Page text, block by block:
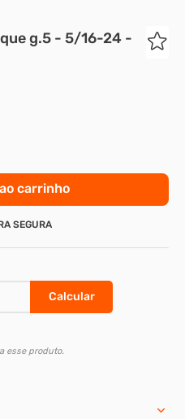
g.5 - 5/16-24 -
carrinho
SEGURA
esse produto.